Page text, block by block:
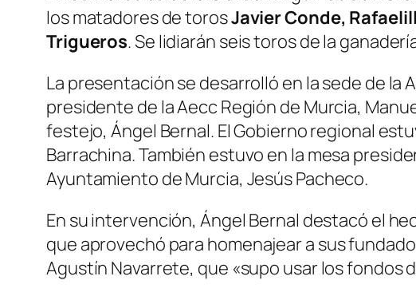
los matadores de torosJavier Conde,
Trigueros. Se lidiarán seis toros de la
La presentación se desarrolló en la sede de la
presidente de la Aecc Región de Murcia,
festejo, Ángel Bernal. El Gobierno regional
Barrachina. También estuvo en la mesa
Ayuntamiento de Murcia, Jesús Pacheco.
En su intervención, Ángel Bernal destacó el
que aprovechó para homenajear a sus
Agustín Navarrete, que «supo usar los fondos